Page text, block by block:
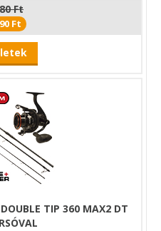
Ft
Ft
TIP 360 MAX2 DT